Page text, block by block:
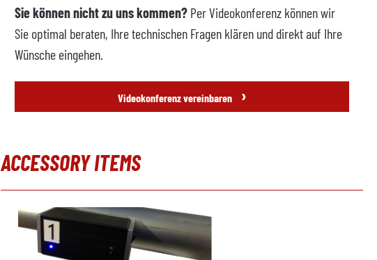
Sie können nicht zu uns kommen? Per Videokonferenz können wir
Sie optimal beraten, Ihre technischen Fragen klären und direkt auf Ihre
Wünsche eingehen.
Videokonferenz vereinbaren ›
ACCESSORY ITEMS